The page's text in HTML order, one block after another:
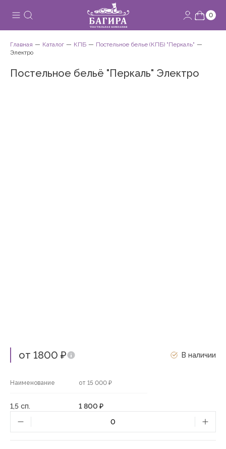
0
Главная Каталог КПБ
Постельное белье (КПБ) "Перкаль"
Электро
Постельное бельё "Перкаль" Электро
от 1800 ₽ В наличии
Наименование от 15 000 ₽
1,5 сп. 1 800 ₽